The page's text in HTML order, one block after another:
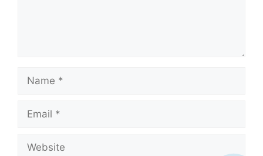
Name
Email
Website